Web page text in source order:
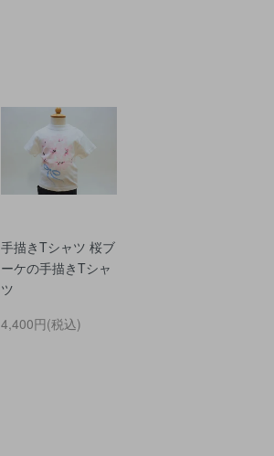
手描きTシャツ 桜ブ
ーケの手描きTシャ
ツ
4,400円(税込)